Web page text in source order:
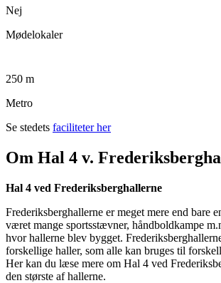
Nej
Mødelokaler
250 m
Metro
Se stedets faciliteter her
Om Hal 4 v.
Hal 4 ved Frederiksberghallerne
Frederiksberghallerne er meget mere end bare
været mange sportsstævner, håndboldkampe
hvor hallerne blev bygget.
forskellige haller, som alle kan bruges til
Her kan du læse mere om Hal 4 ved
den største af hallerne.